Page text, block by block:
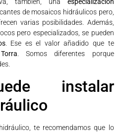
también, una especialización
de mosaicos hidráulicos pero,
varias posibilidades. Además,
pero especializados, se pueden
. Ese es el valor añadido que te
. Somos diferentes porque
instalar
te recomendamos que lo